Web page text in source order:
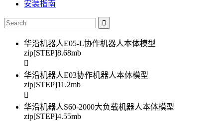
安装指南
华沿机器人E05-L协作机器人本体模型
zip[STEP]8.68mb
华沿机器人E03协作机器人本体模型
zip[STEP]11.2mb
华沿机器人S60-2000大负载机器人本体模型
zip[STEP]4.55mb